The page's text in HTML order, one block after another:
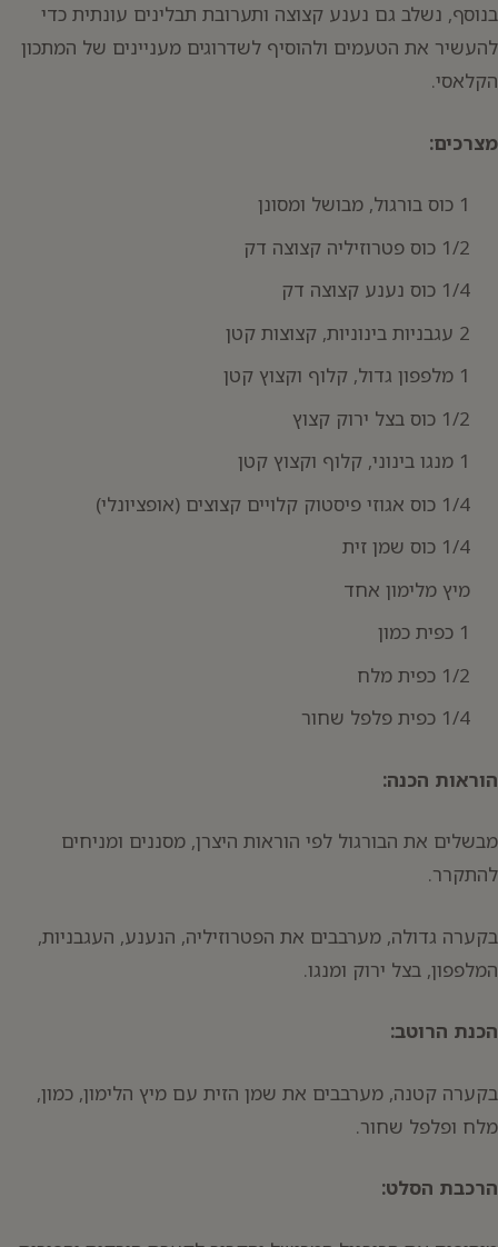
בנוסף, נשלב גם נענע קצוצה ותערובת תבלינים עונתית כדי
להעשיר את הטעמים ולהוסיף לשדרוגים מעניינים של המתכון
הקלאסי.
מצרכים:
1 כוס בורגול, מבושל ומסונן
1/2 כוס פטרוזיליה קצוצה דק
1/4 כוס נענע קצוצה דק
2 עגבניות בינוניות, קצוצות קטן
1 מלפפון גדול, קלוף וקצוץ קטן
1/2 כוס בצל ירוק קצוץ
1 מנגו בינוני, קלוף וקצוץ קטן
1/4 כוס אגוזי פיסטוק קלויים קצוצים (אופציונלי)
1/4 כוס שמן זית
מיץ מלימון אחד
1 כפית כמון
1/2 כפית מלח
1/4 כפית פלפל שחור
הוראות הכנה:
מבשלים את הבורגול לפי הוראות היצרן, מסננים ומניחים
להתקרר.
בקערה גדולה, מערבבים את הפטרוזיליה, הנענע, העגבניות,
המלפפון, בצל ירוק ומנגו.
הכנת הרוטב:
בקערה קטנה, מערבבים את שמן הזית עם מיץ הלימון, כמון,
מלח ופלפל שחור.
הרכבת הסלט: